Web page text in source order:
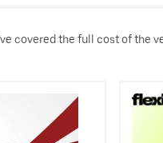
covered the full cost of the